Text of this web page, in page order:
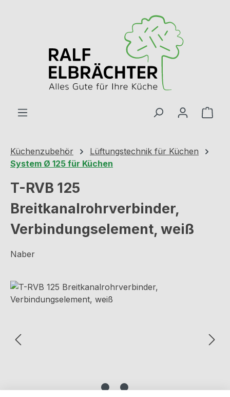
Küchenzubehör
Lüftungstechnik für Küchen
System Ø 125 für Küchen
T-RVB 125
Breitkanalrohrverbinder,
Verbindungselement, weiß
Naber
Bildergalerie überspringen